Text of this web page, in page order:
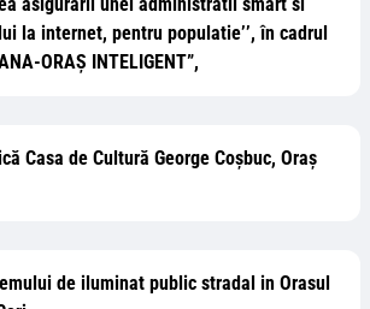
la internet, pentru populatie’’, în cadrul
ORAȘ INTELIGENT”,
Casa de Cultură George Coșbuc, Oraș
de iluminat public stradal in Orasul